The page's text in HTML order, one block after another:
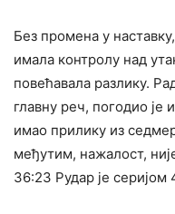
Без промена у
имала контролу над
повећавала разлику.
главну реч, погодио је
имао прилику из
међутим, нажалост,
36:23 Рудар је